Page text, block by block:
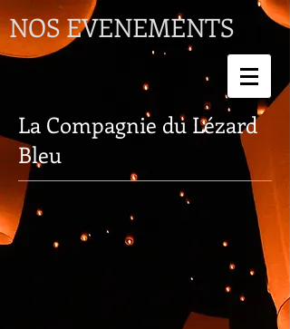
NOS EVENEMENTS
La Compagnie du Lézard
Bleu